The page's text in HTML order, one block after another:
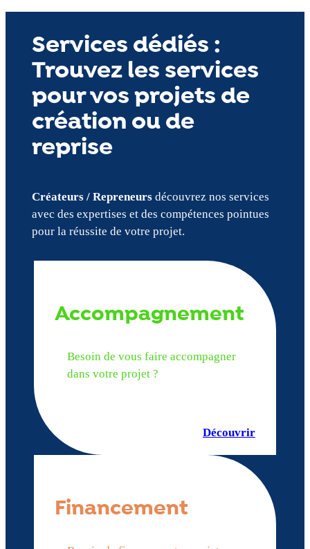
Services dédiés :
Trouvez les services
pour vos projets de
création ou de
reprise
Créateurs / Repreneursdécouvrez nos services
avec des expertises et des compétences pointues
pour la réussite de votre projet.
Accompagnement
Besoin de vous faire accompagner
dans votre projet ?
Découvrir
Financement